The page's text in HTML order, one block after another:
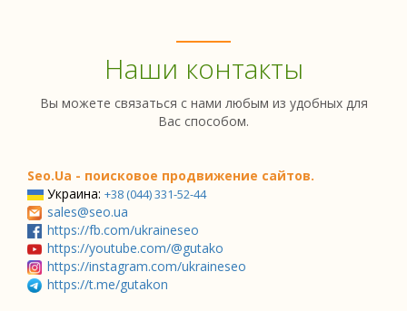
Наши контакты
Вы можете связаться с нами любым из удобных для
Вас способом.
Seo.Ua - поисковое продвижение сайтов.
Украина: +38 (044) 331-52-44
sales@seo.ua
https://fb.com/ukraineseo
https://youtube.com/@gutako
https://instagram.com/ukraineseo
https://t.me/gutakon